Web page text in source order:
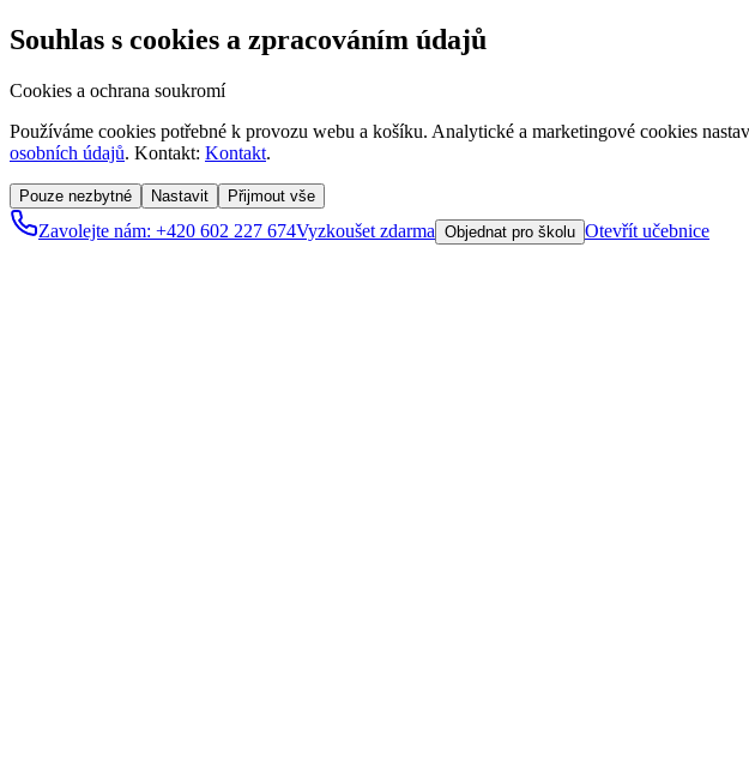
Souhlas s cookies a zpracováním údajů
Cookies a ochrana soukromí
Používáme cookies potřebné k provozu webu a košíku. Analytické a marketingové cookies
osobních údajů. Kontakt: Kontakt.
Pouze nezbytné Nastavit Přijmout vše
Zavolejte nám: +420 602 227 674Vyzkoušet zdarma Objednat pro školu Otevřít učebnice